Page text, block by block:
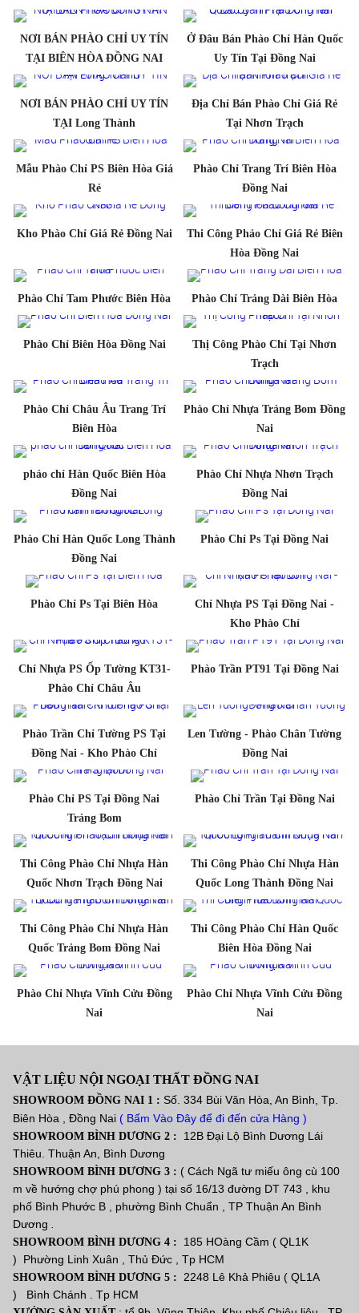
NƠI BÁN PHÀO CHỈ UY TÍN
TẠI BIÊN HÒA ĐỒNG NAI
Ở Đâu Bán Phào Chỉ Hàn Quốc
Uy Tín Tại Đồng Nai
NƠI BÁN PHÀO CHỈ UY TÍN
TẠI Long Thành
Địa Chỉ Bán Phào Chỉ Giá Rẻ
Tại Nhơn Trạch
Mẫu Phào Chỉ PS Biên Hòa Giá
Rẻ
Phào Chỉ Trang Trí Biên Hòa
Đồng Nai
Kho Phào Chỉ Giá Rẻ Đồng Nai
Thi Công Phảo Chỉ Giá Rẻ Biên
Hòa Đồng Nai
Phào Chỉ Tam Phước Biên Hòa Phào Chỉ Trảng Dài Biên Hòa
Phào Chỉ Biên Hòa Đồng Nai
Thị Công Phào Chỉ Tại Nhơn
Trạch
Phào Chỉ Châu Âu Trang Trí
Biên Hòa
Phào Chỉ Nhựa Trảng Bom Đồng
Nai
pháo chỉ Hàn Quốc Biên Hòa
Đồng Nai
Phào Chỉ Nhựa Nhơn Trạch
Đồng Nai
Phào Chỉ Hàn Quốc Long Thành
Đồng Nai
Phào Chỉ Ps Tại Đồng Nai
Phào Chỉ Ps Tại Biên Hòa
Chỉ Nhựa PS Tại Đồng Nai -
Kho Phào Chỉ
Chỉ Nhựa PS Ốp Tường KT31-
Phào Chỉ Châu Âu
Phào Trần PT91 Tại Đồng Nai
Phào Trần Chỉ Tường PS Tại
Đồng Nai - Kho Phào Chỉ
Len Tường - Phào Chân Tường
Đồng Nai
Phào Chỉ PS Tại Đồng Nai
Trảng Bom
Phào Chỉ Trần Tại Đồng Nai
Thi Công Phào Chỉ Nhựa Hàn
Quốc Nhơn Trạch Đồng Nai
Thi Công Phào Chỉ Nhựa Hàn
Quốc Long Thành Đồng Nai
Thi Công Phào Chỉ Nhựa Hàn
Quốc Trảng Bom Đồng Nai
Thi Công Phào Chỉ Hàn Quốc
Biên Hòa Đồng Nai
Phào Chỉ Nhựa Vĩnh Cửu Đồng
Nai
Phào Chỉ Nhựa Vĩnh Cửu Đồng
Nai
VẬT LIỆU NỘI NGOẠI THẤT ĐỒNG NAI
SHOWROOM ĐỒNG NAI 1 :Số. 334 Bùi Văn Hòa, An Bình, Tp.
Biên Hòa , Đồng Nai ( Bấm Vào Đây để đi đến cửa Hàng )
SHOWROOM BÌNH DƯƠNG 2 :
12B Đại Lộ Bình Dương Lái
Thiêu. Thuận An, Bình Dương
SHOWROOM BÌNH DƯƠNG 3 : ( Cách Ngã tư miếu ông cù 100
m về hướng chợ phú phong ) tại số 16/13 đường DT 743 , khu
phố Bình Phước B , phường Bình Chuẩn , TP Thuận An Bình
Dương
SHOWROOM BÌNH DƯƠNG 4 :
185 HOàng Cầm ( QL1K
) Phường Linh Xuân , Thủ Đức , Tp HCM
SHOWROOM BÌNH DƯƠNG 5 :
2248 Lê Khả Phiêu ( QL1A
) Bình Chánh . Tp HCM